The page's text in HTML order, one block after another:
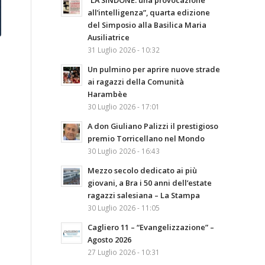
all’intelligenza”, quarta edizione
del Simposio alla Basilica Maria
Ausiliatrice
31 Luglio 2026 - 10:32
Un pulmino per aprire nuove strade
ai ragazzi della Comunità
Harambèe
30 Luglio 2026 - 17:01
A don Giuliano Palizzi il prestigioso
premio Torricellano nel Mondo
30 Luglio 2026 - 16:43
Mezzo secolo dedicato ai più
giovani, a Bra i 50 anni dell’estate
ragazzi salesiana – La Stampa
30 Luglio 2026 - 11:05
Cagliero 11 – “Evangelizzazione” –
Agosto 2026
27 Luglio 2026 - 10:31